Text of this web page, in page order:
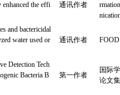
enhanced the effi
通讯作者
and bactericidal
water used or
通讯作者
Detection Tech
Bacteria B
第一作者
国际
论文集